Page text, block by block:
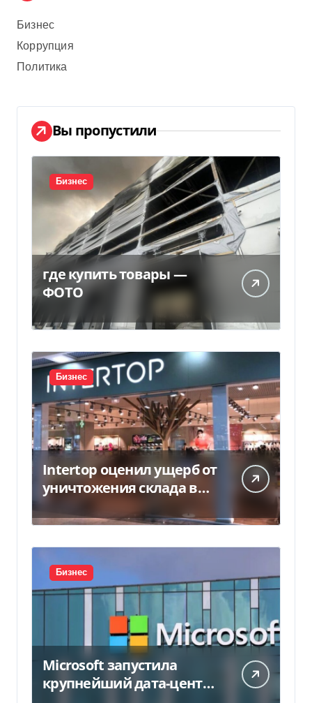
Бизнес
Коррупция
Политика
Вы пропустили
Бизнес
где купить товары —
ФОТО
Бизнес
Intertop оценил ущерб от
уничтожения склада в
Бизнес
Microsoft запустила
крупнейший дата-центр